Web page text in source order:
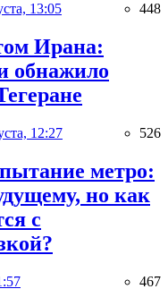
13:05 448
Ирана:
обнажило
12:27 526
метро:
но как
с
467